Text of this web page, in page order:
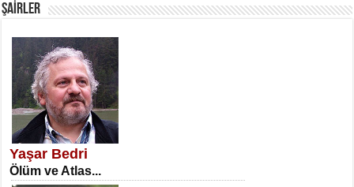
SATILMIŞ ÜMİT ÇETİNKAYA
Erkenlik...
ŞAİRLER
Yaşar Bedri
Ölüm ve Atlas...